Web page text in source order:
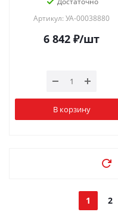
Артикул: УА-00038880
6 842 ₽/шт
В корзину
1 2